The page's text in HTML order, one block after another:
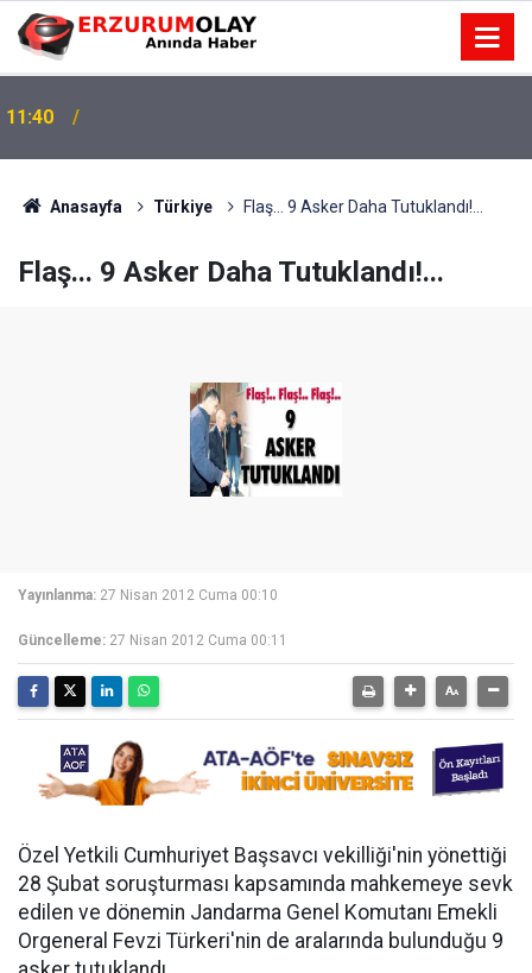
11:40
Anasayfa Türkiye Flaş... 9 Asker Daha Tutuklandı!...
Flaş... 9 Asker Daha Tutuklandı!...
Yayınlanma: 27 Nisan 2012 Cuma 00:10
Güncelleme: 27 Nisan 2012 Cuma 00:11
Özel Yetkili Cumhuriyet Başsavcı vekilliği'nin yönettiği
28 Şubat soruşturması kapsamında mahkemeye sevk
edilen ve dönemin Jandarma Genel Komutanı Emekli
Orgeneral Fevzi Türkeri'nin de aralarında bulunduğu 9